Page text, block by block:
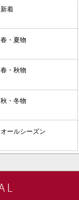
新着
春・夏物
春・秋物
秋・冬物
オールシーズン